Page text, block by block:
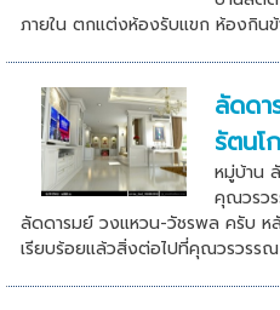
ภายใน ตกแต่งห้องรับแขก ห้องกินข้
ลัดด
รัตนโ
หมู่บ้าน
คุณวรว
ลัดดารมย์ วงแหวน-วัชรพล ครับ ห
เรียบร้อยแล้วสิ่งต่อไปที่คุณวรวรร